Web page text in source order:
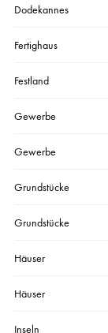
Dodekannes
Fertighaus
Festland
Gewerbe
Gewerbe
Grundstücke
Grundstücke
Häuser
Häuser
Inseln